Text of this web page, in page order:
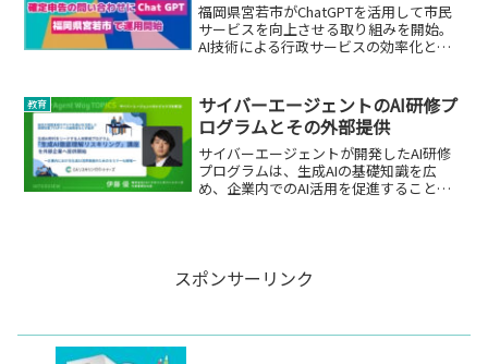
福岡県宮若市がChatGPTを活用して市民
サービスを向上させる取り組みを開始。
AI技術による行政サービスの効率化と品
教育
サイバーエージェントのAI研修プ
ログラムとその外部提供
サイバーエージェントが開発したAI研修
プログラムは、生成AIの基礎知識を広
め、企業内でのAI活用を促進することを
スポンサーリンク